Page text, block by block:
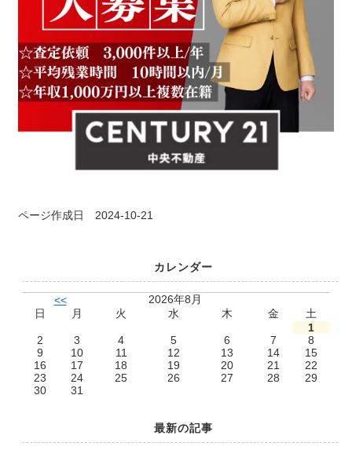
ページ作成日 2024-10-21
カレンダー
<<
2026年8月
日
月 火 水 木 金
土
1
2
3 4 5 6 7
8
9
10 11 12 13 14
15
16
17 18 19 20 21
22
23
24 25 26 27 28
29
30
31
最新の記事